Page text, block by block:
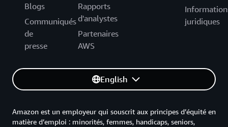
Blogs
Communiqués
de
presse
Rapports
d'analystes
Partenaires
AWS
juridiques
English
Amazon est un employeur qui souscrit aux principes d’équité en
matière d’emploi : minorités, femmes, handicaps, seniors,